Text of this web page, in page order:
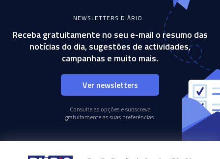
NEWSLETTERS DIÁRIO
Receba gratuitamente no seu e-mail o resumo das
notícias do dia, sugestões de actividades,
campanhas e muito mais.
Ver newsletters
Consulte as opções e subscreva
gratuitamente as suas preferências.